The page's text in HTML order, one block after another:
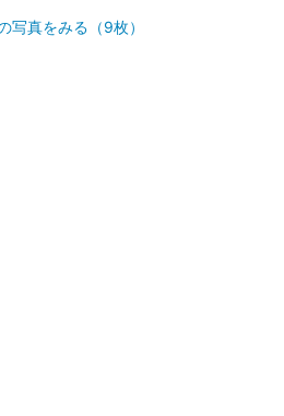
写真をみる（9枚）